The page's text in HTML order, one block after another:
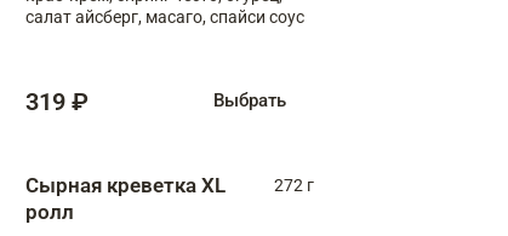
салат айсберг, масаго, спайси соус
319 ₽ Выбрать
Сырная креветка XL
ролл
272 г